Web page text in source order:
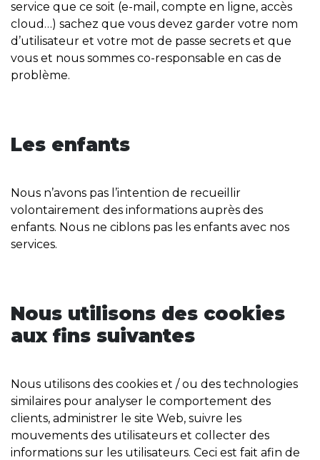
service que ce soit (e-mail, compte en ligne, accès
cloud…) sachez que vous devez garder votre nom
d’utilisateur et votre mot de passe secrets et que
vous et nous sommes co-responsable en cas de
problème.
Les enfants
Nous n’avons pas l’intention de recueillir
volontairement des informations auprès des
enfants. Nous ne ciblons pas les enfants avec nos
services.
Nous utilisons des cookies
aux fins suivantes
Nous utilisons des cookies et / ou des technologies
similaires pour analyser le comportement des
clients, administrer le site Web, suivre les
mouvements des utilisateurs et collecter des
informations sur les utilisateurs. Ceci est fait afin de